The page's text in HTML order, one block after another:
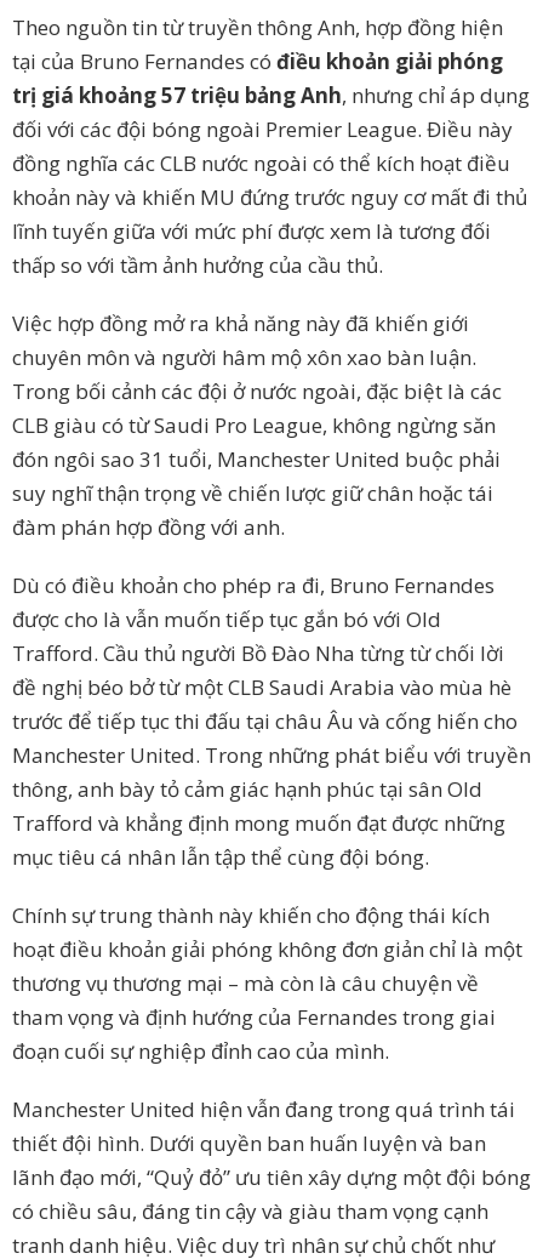
Theo nguồn tin từ truyền thông Anh, hợp đồng hiện
tại của Bruno Fernandes có điều khoản giải phóng
trị giá khoảng 57 triệu bảng Anh, nhưng chỉ áp dụng
đối với các đội bóng ngoài Premier League. Điều này
đồng nghĩa các CLB nước ngoài có thể kích hoạt điều
khoản này và khiến MU đứng trước nguy cơ mất đi thủ
lĩnh tuyến giữa với mức phí được xem là tương đối
thấp so với tầm ảnh hưởng của cầu thủ.
Việc hợp đồng mở ra khả năng này đã khiến giới
chuyên môn và người hâm mộ xôn xao bàn luận.
Trong bối cảnh các đội ở nước ngoài, đặc biệt là các
CLB giàu có từ Saudi Pro League, không ngừng săn
đón ngôi sao 31 tuổi, Manchester United buộc phải
suy nghĩ thận trọng về chiến lược giữ chân hoặc tái
đàm phán hợp đồng với anh.
Dù có điều khoản cho phép ra đi, Bruno Fernandes
được cho là vẫn muốn tiếp tục gắn bó với Old
Trafford. Cầu thủ người Bồ Đào Nha từng từ chối lời
đề nghị béo bở từ một CLB Saudi Arabia vào mùa hè
trước để tiếp tục thi đấu tại châu Âu và cống hiến cho
Manchester United. Trong những phát biểu với truyền
thông, anh bày tỏ cảm giác hạnh phúc tại sân Old
Trafford và khẳng định mong muốn đạt được những
mục tiêu cá nhân lẫn tập thể cùng đội bóng.
Chính sự trung thành này khiến cho động thái kích
hoạt điều khoản giải phóng không đơn giản chỉ là một
thương vụ thương mại – mà còn là câu chuyện về
tham vọng và định hướng của Fernandes trong giai
đoạn cuối sự nghiệp đỉnh cao của mình.
Manchester United hiện vẫn đang trong quá trình tái
thiết đội hình. Dưới quyền ban huấn luyện và ban
lãnh đạo mới, “Quỷ đỏ” ưu tiên xây dựng một đội bóng
có chiều sâu, đáng tin cậy và giàu tham vọng cạnh
tranh danh hiệu. Việc duy trì nhân sự chủ chốt như